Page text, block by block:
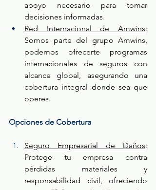
apoyo necesario para tomar
decisiones informadas.
Red Internacional de Amwins:
Somos parte del grupo Amwins,
podemos ofrecerte programas
internacionales de seguros con
alcance global, asegurando una
cobertura integral donde sea que
operes.
Opciones de Cobertura
Seguro Empresarial de Daños:
Protege tu empresa contra
pérdidas materiales y
responsabilidad civil, ofreciendo